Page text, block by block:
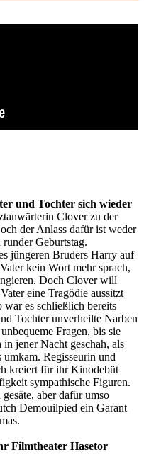
und Tochter sich wieder
Clover zu der
der Anlass dafür ist weder
Geburtstag.
jüngeren Bruders Harry auf
kein Wort mehr sprach,
Doch Clover will
eine Tragödie aussitzt
es schließlich bereits
Tochter unverheilte Narben
Fragen, bis sie
jener Nacht geschah, als
Regisseurin und
kreiert für ihr Kinodebüt
sympathische Figuren.
aber dafür umso
Demouilpied ein Garant
Filmtheater Hasetor